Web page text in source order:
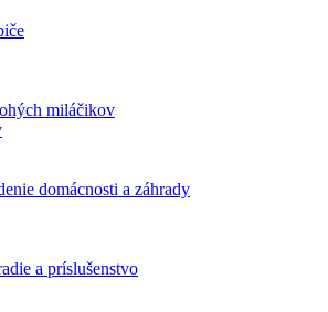
miláčikov
domácnosti a záhrady
a príslušenstvo